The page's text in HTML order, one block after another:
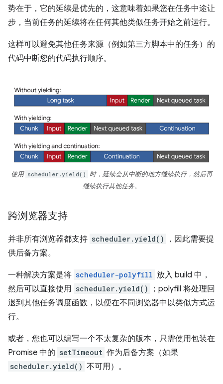
势在于，它的延续是优先的，这意味着如果您在任务中途让
步，当前任务的延续将在任何其他类似任务开始之前运行。
这样可以避免其他任务来源（例如第三方脚本中的任务）的
代码中断您的代码执行顺序。
使用 scheduler.yield()
时，延续会从中断的地方继续执行，然后再
继续执行其他任务。
跨浏览器支持
并非所有浏览器都支持 scheduler.yield()
，因此需要提
供后备方案。
一种解决方案是将 scheduler-polyfill 放入 build 中，
然后可以直接使用 scheduler.yield()
；polyfill 将处理回
退到其他任务调度函数，以便在不同浏览器中以类似方式运
行。
或者，您也可以编写一个不太复杂的版本，只需使用包装在
Promise 中的 setTimeout 作为后备方案（如果
scheduler.yield() 不可用）。